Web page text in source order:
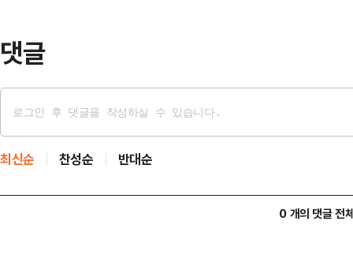
댓글
최신순 찬성순 반대순
0 개의 댓글 전